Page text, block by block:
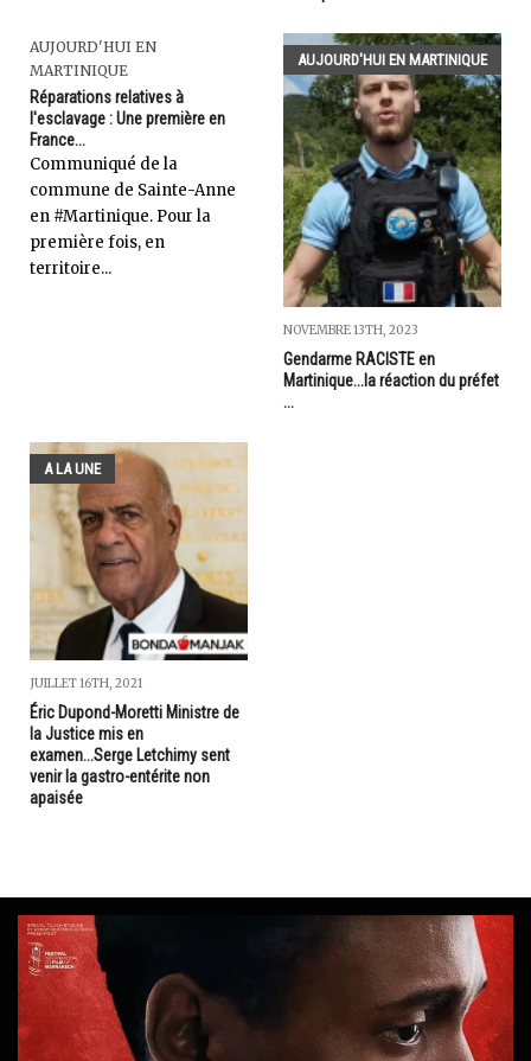
AUJOURD'HUI EN
MARTINIQUE
Réparations relatives à
l'esclavage : Une première en
France...
​Communiqué de la
commune de Sainte-Anne
en #Martinique. Pour la
première fois, en
territoire...
AUJOURD'HUI EN MARTINIQUE
NOVEMBRE 13TH, 2023
Gendarme RACISTE en
Martinique...la réaction du préfet
...
A LA UNE
JUILLET 16TH, 2021
Éric Dupond-Moretti Ministre de
la Justice mis en
examen...Serge Letchimy sent
venir la gastro-entérite non
apaisée